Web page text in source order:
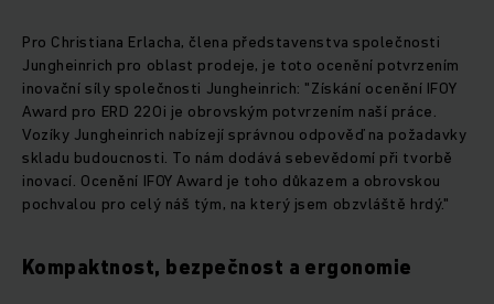
Pro Christiana Erlacha, člena představenstva společnosti
Jungheinrich pro oblast prodeje, je toto ocenění potvrzením
inovační síly společnosti Jungheinrich: "Získání ocenění IFOY
Award pro ERD 220i je obrovským potvrzením naší práce.
Vozíky Jungheinrich nabízejí správnou odpověď na požadavky
skladu budoucnosti. To nám dodává sebevědomí při tvorbě
inovací. Ocenění IFOY Award je toho důkazem a obrovskou
pochvalou pro celý náš tým, na který jsem obzvláště hrdý."
Kompaktnost, bezpečnost a ergonomie